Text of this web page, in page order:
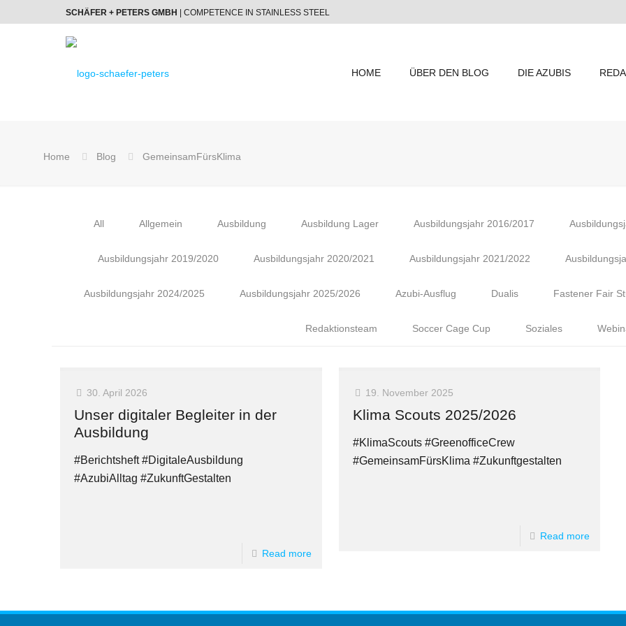
SCHÄFER + PETERS GMBH | COMPETENCE IN STAINLESS STEEL
HOME ÜBER DEN BLOG DIE AZUBIS
Home Blog GemeinsamFürsKlima
All Allgemein Ausbildung Ausbildung Lager Ausbildungsjahr 2016/2017
Ausbildungsjahr 2019/2020 Ausbildungsjahr 2020/2021 Ausbildungsjahr 2021/2022
Ausbildungsjahr 2024/2025 Ausbildungsjahr 2025/2026 Azubi-Ausflug Dualis Fastener Fair
Redaktionsteam Soccer Cage Cup Soziales
30. April 2026
Unser digitaler Begleiter in der
Ausbildung
#Berichtsheft #DigitaleAusbildung
#AzubiAlltag #ZukunftGestalten
Read more
19. November 2025
Klima Scouts 2025/2026
#KlimaScouts #GreenofficeCrew
#GemeinsamFürsKlima #Zukunftgestalten
Read more